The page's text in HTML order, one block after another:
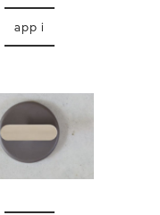
app i